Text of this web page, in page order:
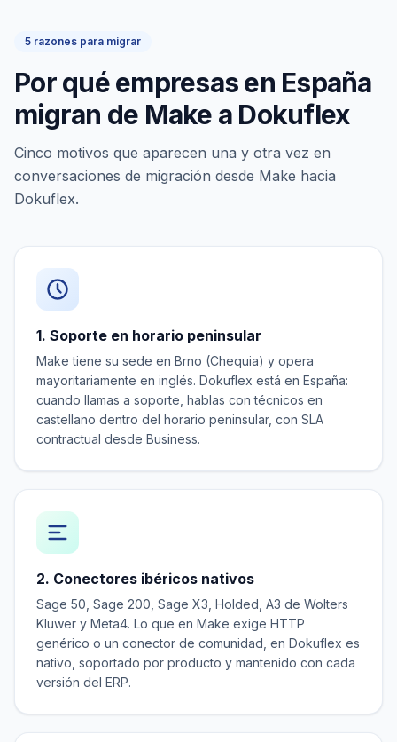
5 razones para migrar
Por qué empresas en España
migran de Make a Dokuflex
Cinco motivos que aparecen una y otra vez en
conversaciones de migración desde Make hacia
Dokuflex.
1. Soporte en horario peninsular
Make tiene su sede en Brno (Chequia) y opera
mayoritariamente en inglés. Dokuflex está en España:
cuando llamas a soporte, hablas con técnicos en
castellano dentro del horario peninsular, con SLA
contractual desde Business.
2. Conectores ibéricos nativos
Sage 50, Sage 200, Sage X3, Holded, A3 de Wolters
Kluwer y Meta4. Lo que en Make exige HTTP
genérico o un conector de comunidad, en Dokuflex es
nativo, soportado por producto y mantenido con cada
versión del ERP.